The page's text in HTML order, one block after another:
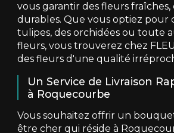
vous garantir des fleurs
durables. Que vous optiez pour
tulipes, des orchidées ou toute
fleurs, vous trouverez chez
des fleurs d'une qualité
Un Service de Livraison
à Roquecourbe
Vous souhaitez offrir un
être cher qui réside à